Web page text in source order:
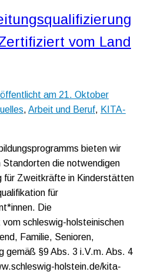
vom Land
am 21. Oktober
, Arbeit und Beruf, KITA-
bieten wir
Standorten die notwendigen
für Zweitkräfte in Kinderstätten
für
Die
schleswig-holsteinischen
Familie, Senioren,
gemäß §9 Abs. 3 i.V.m. Abs. 4
holstein.de/kita-